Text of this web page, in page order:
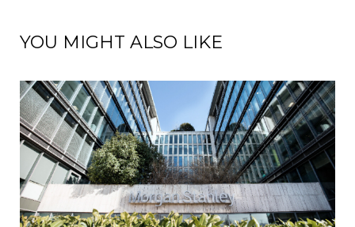
YOU MIGHT ALSO LIKE